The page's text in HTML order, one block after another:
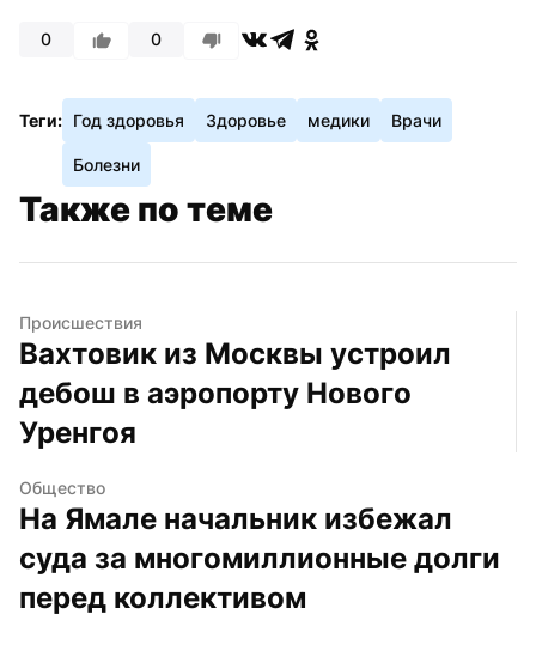
0 0
Теги: Год здоровья Здоровье медики Врачи
Болезни
Также по теме
Происшествия
Вахтовик из Москвы устроил
дебош в аэропорту Нового
Уренгоя
Общество
На Ямале начальник избежал
суда за многомиллионные долги
перед коллективом